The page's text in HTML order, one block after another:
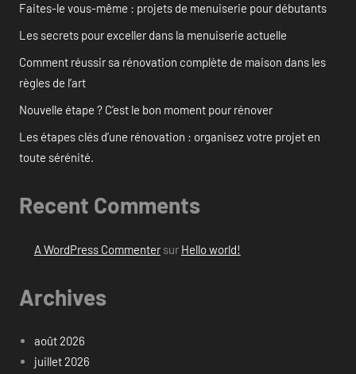
Faites-le vous-même : projets de menuiserie pour débutants
Les secrets pour exceller dans la menuiserie actuelle
Comment réussir sa rénovation complète de maison dans les
règles de l’art
Nouvelle étape ? C’est le bon moment pour rénover
Les étapes clés d’une rénovation : organisez votre projet en
toute sérénité.
Recent Comments
A WordPress Commentersur Hello world!
Archives
août 2026
juillet 2026